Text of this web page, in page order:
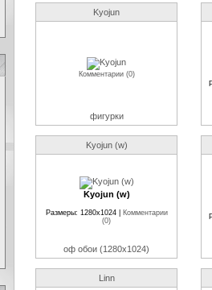
Kyojun
Комментарии (0)
фигурки
Kyojun (w)
Kyojun (w)
Размеры: 1280x1024 |
Комментарии
(0)
оф обои (1280x1024)
Linn